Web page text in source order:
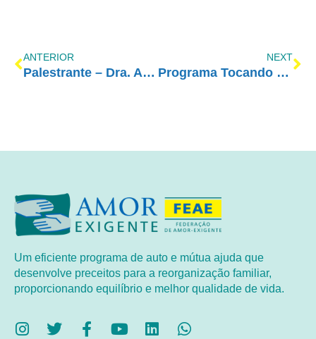
ANTERIOR
Palestrante – Dra. Ana Cecília Petta R. Marques – Congresso AE 2017
NEXT
Programa Tocando em Frente Família com Amor-Exigente – 04/02
Um eficiente programa de auto e mútua ajuda que
desenvolve preceitos para a reorganização familiar,
proporcionando equilíbrio e melhor qualidade de vida.